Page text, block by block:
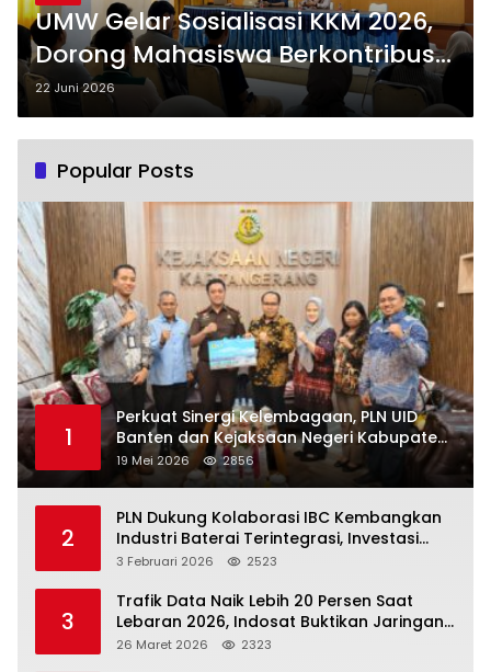
UMW Gelar Sosialisasi KKM 2026,
Dorong Mahasiswa Berkontribusi
dalam Pemberdayaan
Masyarakat Berbasis Digital
22 Juni 2026
Popular Posts
1
Perkuat Sinergi Kelembagaan, PLN UID
Banten dan Kejaksaan Negeri Kabupaten
Tangerang Kolaborasi Dukung Pelayanan
Publik
19 Mei 2026 2856
2
PLN Dukung Kolaborasi IBC Kembangkan
Industri Baterai Terintegrasi, Investasi
Capai USD 6 Miliar
3 Februari 2026 2523
3
Trafik Data Naik Lebih 20 Persen Saat
Lebaran 2026, Indosat Buktikan Jaringan
Tangguh Layani Jutaan Pemudik
26 Maret 2026 2323